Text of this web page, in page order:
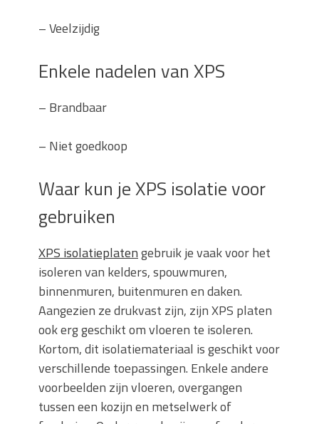
–Veelzijdig
Enkele nadelen van XPS
– Brandbaar
– Niet goedkoop
Waar kun je XPS isolatie voor
gebruiken
XPS isolatieplatengebruik je vaak voor het
isoleren van kelders, spouwmuren,
binnenmuren, buitenmuren en daken.
Aangezien ze drukvast zijn, zijn XPS platen
ook erg geschikt om vloeren te isoleren.
Kortom, dit isolatiemateriaal is geschikt voor
verschillende toepassingen. Enkele andere
voorbeelden zijn vloeren, overgangen
tussen een kozijn en metselwerk of